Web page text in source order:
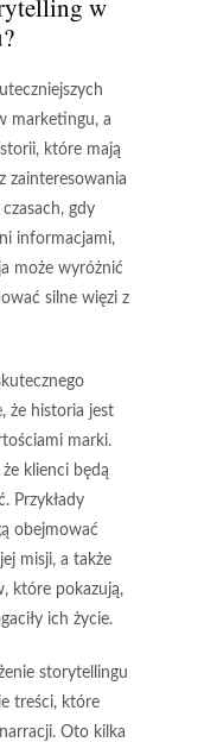
marketingu, a
które mają
zainteresowania
gdy
informacjami,
może wyróżnić
silne więzi z
że historia jest
marki.
że klienci będą
Przykłady
obejmować
misji, a także
które pokazują,
ich życie.
storytellingu
treści, które
Oto kilka